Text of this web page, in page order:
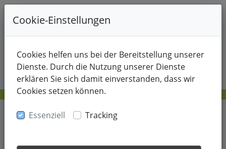
Cookie-Einstellungen
Cookies helfen uns bei der Bereitstellung unserer
Dienste. Durch die Nutzung unserer Dienste
erklären Sie sich damit einverstanden, dass wir
Cookies setzen können.
Essenziell Tracking